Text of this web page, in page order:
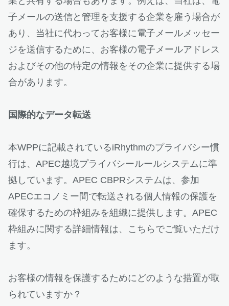
子メールの送信と管理を支援する企業を雇う場合が
あり、当社に代わってお客様に電子メールメッセー
ジを送信するために、お客様の電子メールアドレス
およびその他の特定の情報をその企業に提供する場
合があります。
国際的なデータ転送
本WPPに記載されているiRhythmのプライバシー慣
行は、APEC越境プライバシールールシステムに準
拠しています。APEC CBPRシステムは、参加
APECエコノミー間で転送される個人情報の保護を
確保するための枠組みを組織に提供します。APEC
枠組みに関する詳細情報は、こちらでご覧いただけ
ます。
お客様の情報を保護するためにどのような措置が取
られていますか？